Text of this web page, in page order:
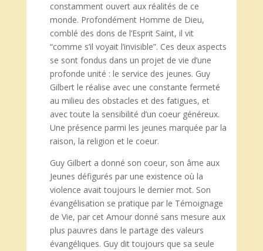
constamment ouvert aux réalités de ce
monde. Profondément Homme de Dieu,
comblé des dons de l’Esprit Saint, il vit
“comme s’il voyait l’invisible”. Ces deux aspects
se sont fondus dans un projet de vie d’une
profonde unité : le service des jeunes. Guy
Gilbert le réalise avec une constante fermeté
au milieu des obstacles et des fatigues, et
avec toute la sensibilité d’un coeur généreux.
Une présence parmi les jeunes marquée par la
raison, la religion et le coeur.
Guy Gilbert a donné son coeur, son âme aux
Jeunes défigurés par une existence où la
violence avait toujours le dernier mot. Son
évangélisation se pratique par le Témoignage
de Vie, par cet Amour donné sans mesure aux
plus pauvres dans le partage des valeurs
évangéliques. Guy dit toujours que sa seule